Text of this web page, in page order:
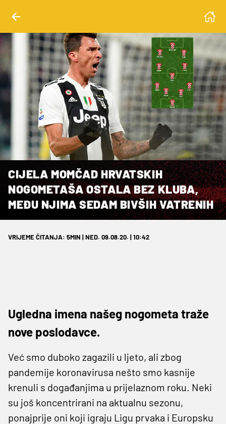
CIJELA MOMČAD HRVATSKIH
NOGOMETAŠA OSTALA BEZ KLUBA,
MEĐU NJIMA SEDAM BIVŠIH VATRENIH
VRIJEME ČITANJA: 5MIN | NED. 09.08.20. | 10:42
Ugledna imena našeg nogometa traže
nove poslodavce.
Već smo duboko zagazili u ljeto, ali zbog
pandemije koronavirusa nešto smo kasnije
krenuli s događanjima u prijelaznom roku. Neki
su još koncentrirani na aktualnu sezonu,
ponajprije oni koji igraju Ligu prvaka i Europsku